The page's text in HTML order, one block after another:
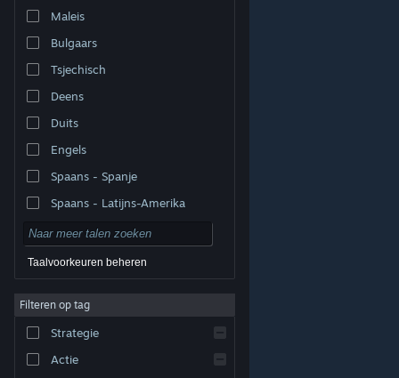
© Valve Corporation. Alle rechten voorbehouden. Alle
handelsmerken zijn eigendom van hun respectieve
Privacybeleid|Juridische informatie
Toegankelijkheid
|
Terugbetalingen
Maleis
Bulgaars
Tsjechisch
Deens
Duits
Engels
Spaans - Spanje
Spaans - Latijns-Amerika
Taalvoorkeuren beheren
Filteren op tag
Strategie
Actie